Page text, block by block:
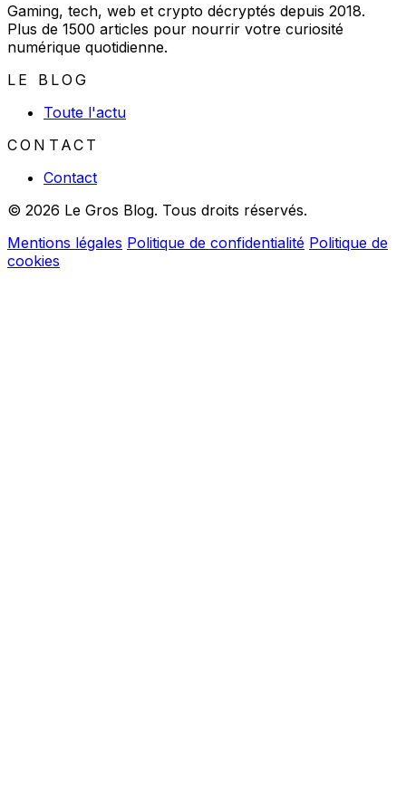
Gaming, tech, web et crypto décryptés depuis 2018.
Plus de 1500 articles pour nourrir votre curiosité
numérique quotidienne.
LE BLOG
Toute l'actu
CONTACT
Contact
© 2026 Le Gros Blog. Tous droits réservés.
Mentions légales Politique de confidentialité Politique de
cookies